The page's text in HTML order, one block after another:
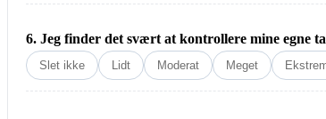
6. Jeg finder det svært at kontrollere mine egne
Slet ikke Lidt Moderat Meget